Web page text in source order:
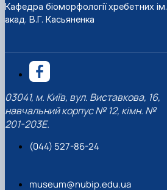
Кафедра біоморфології хребетних ім.
акад. В.Г. Касьяненка
03041, м. Київ, вул. Виставкова, 16,
навчальний корпус № 12, кімн. №
201-203Е.
(044) 527-86-24
museum@nubip.edu.ua